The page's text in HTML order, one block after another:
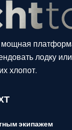
мощная
лодку
хлопот.
экипажем